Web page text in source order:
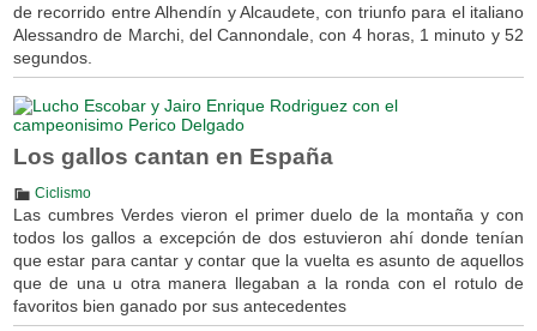
de recorrido entre Alhendín y Alcaudete, con triunfo para el italiano
Alessandro de Marchi, del Cannondale, con 4 horas, 1 minuto y 52
segundos.
Los gallos cantan en España
Ciclismo
Las cumbres Verdes vieron el primer duelo de la montaña y con
todos los gallos a excepción de dos estuvieron ahí donde tenían
que estar para cantar y contar que la vuelta es asunto de aquellos
que de una u otra manera llegaban a la ronda con el rotulo de
favoritos bien ganado por sus antecedentes